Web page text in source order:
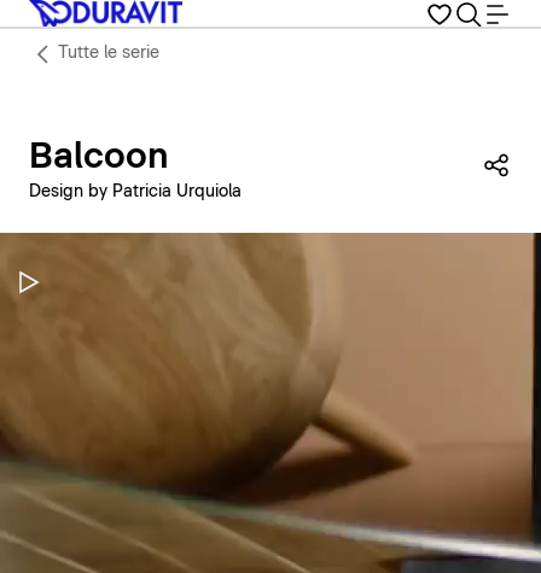
Tutte le serie
Balcoon
Design by Patricia Urquiola
Metti in pausa il video